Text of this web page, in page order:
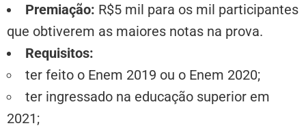
Premiação: R$5 mil para os mil participantes
que obtiverem as maiores notas na prova.
Requisitos:
ter feito o Enem 2019 ou o Enem 2020;
ter ingressado na educação superior em
2021;